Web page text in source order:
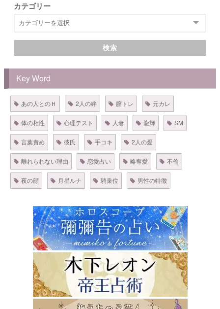
カテゴリー
検索
Key Word
あの人とのＨ 2人の絆 膣トレ 元カレ
体の相性 心理テスト 人妻 龍輝 SM
言葉責め 彼氏 手コキ 2人の愛
離れられない理由 恋愛占い 略奪愛 不倫
夜の顔 月星ルナ 騎乗位 男性の特徴